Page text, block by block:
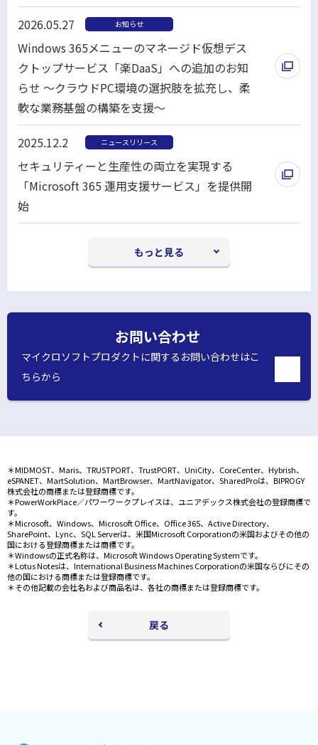
で
開
く
別
ウ
ィ
ン
ド
ウ
で
開
く
2026.05.27 お知らせ
Windows 365メニューのマネージド仮想デス
クトップサービス「楽DaaS」への追加のお知
らせ ～クラウドPC環境の選択肢を拡充し、柔
軟な業務基盤の構築を支援～
別
ウ
ィ
ン
ド
ウ
2025.12.2 ニュースリリース
セキュリティーと生産性の両立を実現する
「Microsoft 365 運用支援サービス」を提供開
始
別
開
く
もっと見る
お問い合わせ
マイクロソフトプロダクトに関するお問い合わせはこ
ちらから
ウ
で
開
く
＊MIDMOST、Maris、TRUSTPORT、TrustPORT、UniCity、CoreCenter、Hybrish、
eSPANET、MartSolution、MartBrowser、MartNavigator、SharedProは、BIPROGY
株式会社の商標または登録商標です。
＊PowerWorkPlace／パワーワークプレイスは、ユニアデックス株式会社の登録商標で
す。
＊Microsoft、Windows、Microsoft Office、Office 365、Active Directory、
SharePoint、Lync、SQL Serverは、米国Microsoft Corporationの米国およびその他の
国における登録商標または商標です。
＊Windowsの正式名称は、Microsoft Windows Operating Systemです。
＊Lotus Notesは、International Business Machines Corporationの米国ならびにその
他の国における商標または登録商標です。
＊その他記載の会社名および商品名は、各社の商標または登録商標です。
戻る